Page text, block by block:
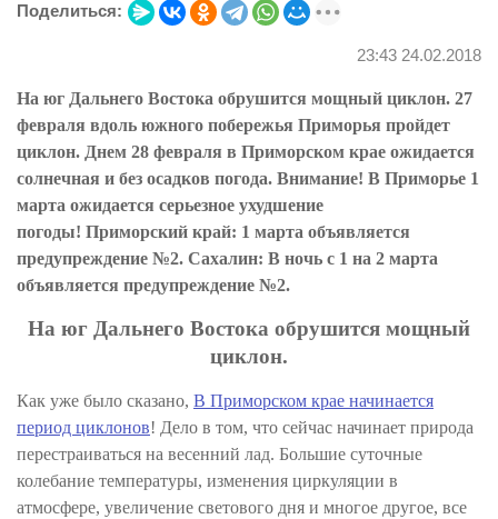
Поделиться:
23:43 24.02.2018
На юг Дальнего Востока обрушится мощный циклон. 27
февраля вдоль южного побережья Приморья пройдет
циклон. Днем 28 февраля в Приморском крае ожидается
солнечная и без осадков погода. Внимание! В Приморье 1
марта ожидается серьезное ухудшение
погоды! Приморский край: 1 марта объявляется
предупреждение №2. Сахалин: В ночь с 1 на 2 марта
объявляется предупреждение №2.
На юг Дальнего Востока обрушится мощный
циклон.
Как уже было сказано, В Приморском крае начинается
период циклонов! Дело в том, что сейчас начинает природа
перестраиваться на весенний лад. Большие суточные
колебание температуры, изменения циркуляции в
атмосфере, увеличение светового дня и многое другое, все